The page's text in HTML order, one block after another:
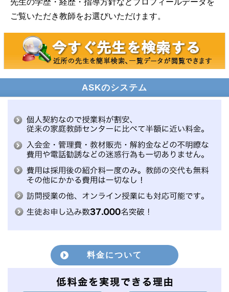
先生の学歴・経歴・指導方針などプロフィールデータを
ご覧いただき教師をお選びいただけます。
ASKのシステム
料金について